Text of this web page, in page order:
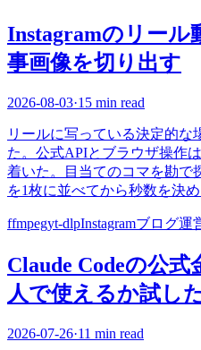
Instagramのリール
事画像を切り出す
2026-08-03·15 min read
リールに写っている決定的な
た。公式APIとブラウザ操作
着いた。目当てのコマを勘で
を1枚に並べてから秒数を決め
ffmpegyt-dlpInstagramブログ運
Claude Codeの公
人で使えるか試し
2026-07-26·11 min read